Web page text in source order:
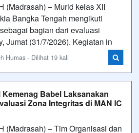
(Madrasah) – Murid kelas XII
Bangka Tengah mengikuti
bagian dari evaluasi
Jumat (31/7/2026). Kegiatan in
Humas - Dilihat 19 kali
Babel Laksanakan
Zona Integritas di MAN IC
(Madrasah) – Tim Organisasi dan